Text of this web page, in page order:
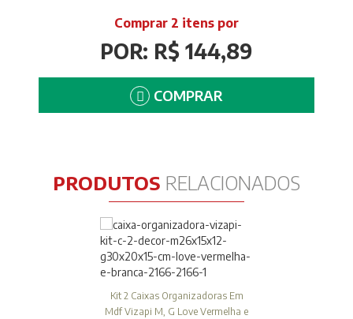
Comprar 2 itens por
POR: R$ 144,89
COMPRAR
PRODUTOS RELACIONADOS
Kit 2 Caixas Organizadoras Em
Mdf Vizapi M, G Love Vermelha e